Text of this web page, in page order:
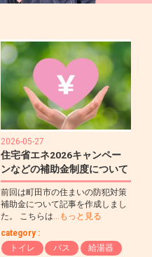
2026-05-27
住宅省エネ2026キャンペー
ンなどの補助金制度について
前回は町田市の住まいの防犯対策
補助金について記事を作成しまし
た。 こちらは…もっと見る
category :
トイレ
バス 給湯器